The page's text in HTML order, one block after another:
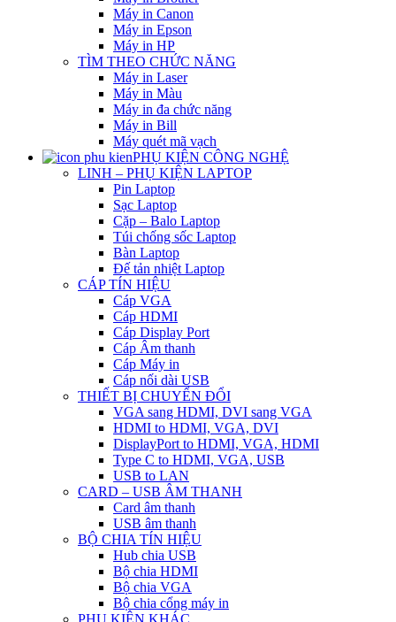
Máy in Canon
Máy in Epson
Máy in HP
TÌM THEO CHỨC NĂNG
Máy in Laser
Máy in Màu
Máy in đa chức năng
Máy in Bill
Máy quét mã vạch
PHỤ KIỆN CÔNG NGHỆ
LINH – PHỤ KIỆN LAPTOP
Pin Laptop
Sạc Laptop
Cặp – Balo Laptop
Túi chống sốc Laptop
Bàn Laptop
Đế tản nhiệt Laptop
CÁP TÍN HIỆU
Cáp VGA
Cáp HDMI
Cáp Display Port
Cáp Âm thanh
Cáp Máy in
Cáp nối dài USB
THIẾT BỊ CHUYỂN ĐỔI
VGA sang HDMI, DVI sang VGA
HDMI to HDMI, VGA, DVI
DisplayPort to HDMI, VGA, HDMI
Type C to HDMI, VGA, USB
USB to LAN
CARD – USB ÂM THANH
Card âm thanh
USB âm thanh
BỘ CHIA TÍN HIỆU
Hub chia USB
Bộ chia HDMI
Bộ chia VGA
Bộ chia cổng máy in
PHỤ KIỆN KHÁC